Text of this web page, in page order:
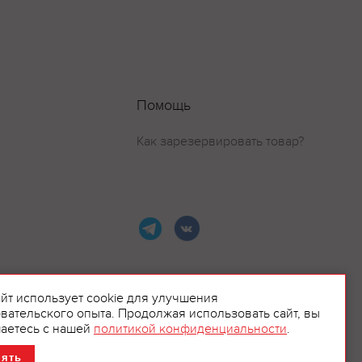
Помощь
Как зарезервировать товар?
использует cookie для улучшения
опыта. Продолжая использовать сайт, вы
с нашей политикой конфиденциальности.